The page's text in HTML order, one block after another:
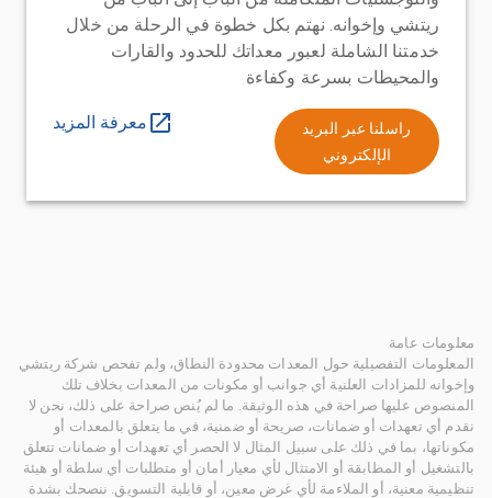
ريتشي وإخوانه. نهتم بكل خطوة في الرحلة من خلال
خدمتنا الشاملة لعبور معداتك للحدود والقارات
والمحيطات بسرعة وكفاءة
راسلنا عبر البريد
الإلكتروني
معرفة المزيد
معلومات عامة
المعلومات التفصيلية حول المعدات محدودة النطاق، ولم تفحص شركة ريتشي
وإخوانه للمزادات العلنية أي جوانب أو مكونات من المعدات بخلاف تلك
المنصوص عليها صراحة في هذه الوثيقة. ما لم يُنص صراحة على ذلك، نحن لا
نقدم أي تعهدات أو ضمانات، صريحة أو ضمنية، في ما يتعلق بالمعدات أو
مكوناتها، بما في ذلك على سبيل المثال لا الحصر أي تعهدات أو ضمانات تتعلق
بالتشغيل أو المطابقة أو الامتثال لأي معيار أمان أو متطلبات أي سلطة أو هيئة
تنظيمية معنية، أو الملاءمة لأي غرض معين، أو قابلية التسويق. ننصحك بشدة